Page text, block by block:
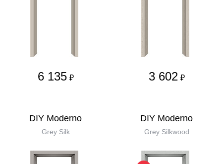
6 135 ₽ 3 602 ₽
DIY Moderno
Grey Silk
DIY Moderno
Grey Silkwood